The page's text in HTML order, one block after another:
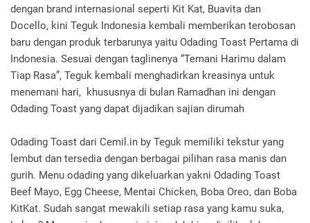
dengan brand internasional seperti Kit Kat, Buavita dan
Docello, kini Teguk Indonesia kembali memberikan terobosan
baru dengan produk terbarunya yaitu Odading Toast Pertama di
Indonesia. Sesuai dengan taglinenya “Temani Harimu dalam
Tiap Rasa”, Teguk kembali menghadirkan kreasinya untuk
menemani hari, khususnya di bulan Ramadhan ini dengan
Odading Toast yang dapat dijadikan sajian dirumah
Odading Toast dari Cemil.in by Teguk memiliki tekstur yang
lembut dan tersedia dengan berbagai pilihan rasa manis dan
gurih. Menu odading yang dikeluarkan yakni Odading Toast
Beef Mayo, Egg Cheese, Mentai Chicken, Boba Oreo, dan Boba
KitKat. Sudah sangat mewakili setiap rasa yang kamu suka,